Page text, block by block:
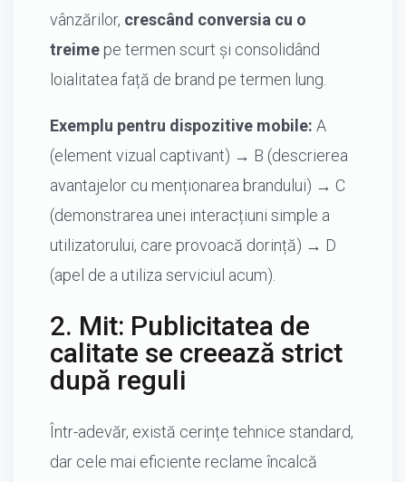
vânzărilor, crescând conversia cu o
treime pe termen scurt și consolidând
loialitatea față de brand pe termen lung.
Exemplu pentru dispozitive mobile: A
(element vizual captivant) → B (descrierea
avantajelor cu menționarea brandului) → C
(demonstrarea unei interacțiuni simple a
utilizatorului, care provoacă dorință) → D
(apel de a utiliza serviciul acum).
2. Mit: Publicitatea de
calitate se creează strict
după reguli
Într-adevăr, există cerințe tehnice standard,
dar cele mai eficiente reclame încalcă